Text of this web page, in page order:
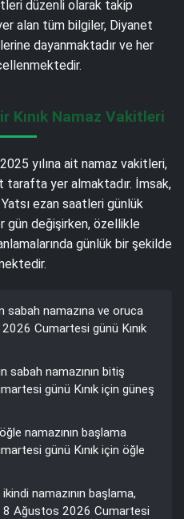
düzenli olarak takip
alan tüm bilgiler, Diyanet
dayanmaktadır ve her
Kınık Namaz Vakitleri
yılına ait namaz vakitleri,
yer almaktadır. İmsak,
ezan saatleri günlük
gün değişirken, özellikle
günlük bir şekilde
sabah namazına ve oruca
Cumartesi günü Kınık
sabah namazının bitiş
günü Kınık için güneş
öğle namazının başlama
günü Kınık için öğle
ikindi namazının başlama,
8 Ağustos 2026 Cumartesi